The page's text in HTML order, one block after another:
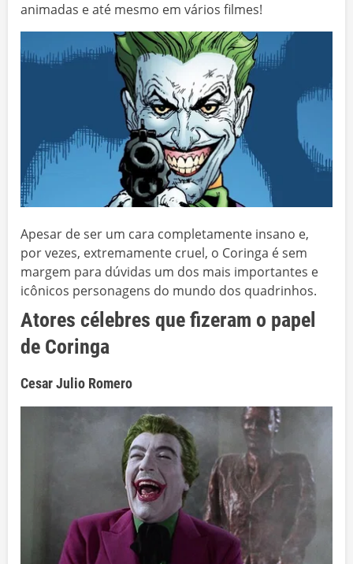
animadas e até mesmo em vários filmes!
Apesar de ser um cara completamente insano e,
por vezes, extremamente cruel, o Coringa é sem
margem para dúvidas um dos mais importantes e
icônicos personagens do mundo dos quadrinhos.
Atores célebres que fizeram o papel
de Coringa
Cesar Julio Romero